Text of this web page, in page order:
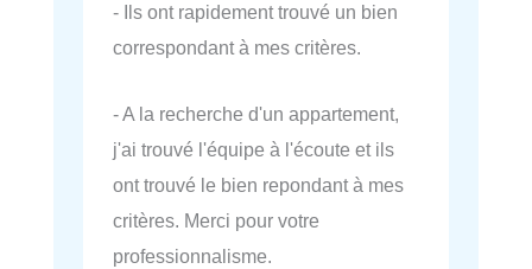
- Ils ont rapidement trouvé un bien
correspondant à mes critères.
- A la recherche d'un appartement,
j'ai trouvé l'équipe à l'écoute et ils
ont trouvé le bien repondant à mes
critères. Merci pour votre
professionnalisme.